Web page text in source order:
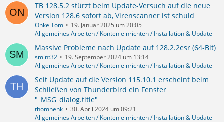
TB 128.5.2 stürzt beim Update-Versuch auf die neue
Version 128.6 sofort ab, Virenscanner ist schuld
OnkelTom
19. Januar 2025 um 20:05
Allgemeines Arbeiten / Konten einrichten / Installation & Update
Massive Probleme nach Update auf 128.2.2esr (64-Bit)
smint32
19. September 2024 um 13:14
Allgemeines Arbeiten / Konten einrichten / Installation & Update
Seit Update auf die Version 115.10.1 erscheint beim
Schließen von Thunderbird ein Fenster
"_MSG_dialog.title"
thomhenk
30. April 2024 um 09:21
Allgemeines Arbeiten / Konten einrichten / Installation & Update